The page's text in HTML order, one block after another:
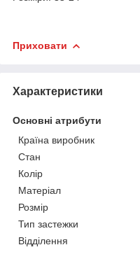
Приховати
Характеристики
Основні атрибути
Країна виробник
Стан
Колір
Матеріал
Розмір
Тип застежки
Відділення